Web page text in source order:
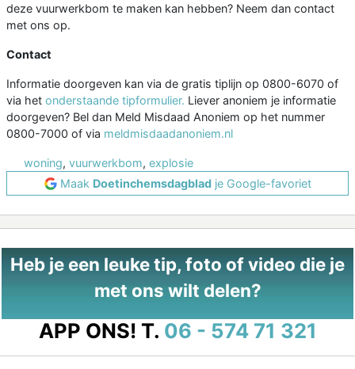
deze vuurwerkbom te maken kan hebben? Neem dan contact
met ons op.
Contact
Informatie doorgeven kan via de gratis tiplijn op 0800-6070 of
via het onderstaande tipformulier. Liever anoniem je informatie
doorgeven? Bel dan Meld Misdaad Anoniem op het nummer
0800-7000 of via meldmisdaadanoniem.nl
woning, vuurwerkbom, explosie
Maak Doetinchemsdagbladje Google-favoriet
Heb je een leuke tip, foto of video die je
met ons wilt delen?
APP ONS! T. 06 - 574 71 321